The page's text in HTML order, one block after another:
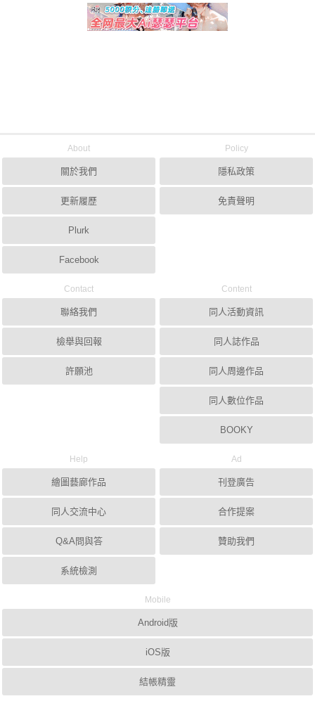
About
關於我們
更新履歷
Plurk
Facebook
Policy
隱私政策
免責聲明
Contact
聯絡我們
檢舉與回報
許願池
Content
同人活動資訊
同人誌作品
同人周邊作品
同人數位作品
BOOKY
Help
繪圖藝廊作品
同人交流中心
Q&A問與答
系統檢測
Ad
刊登廣告
合作提案
贊助我們
Mobile
Android版
iOS版
結帳精靈